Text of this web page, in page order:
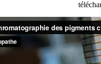
télé